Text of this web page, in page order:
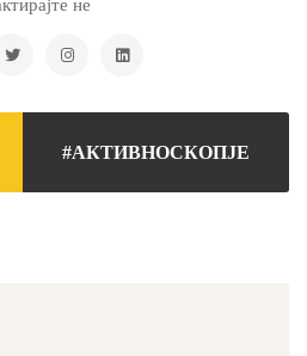
не
#АКТИВНОСКОПЈЕ